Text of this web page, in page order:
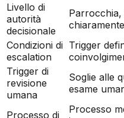
Livello di
autorità
decisionale
Parrocchia,
Condizioni di
escalation
Trigger
Trigger di
revisione
umana
Soglie alle
esame
Processo di
Processo